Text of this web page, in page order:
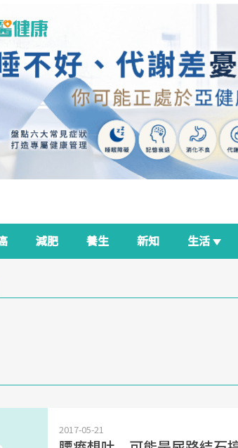
減肥 養生 新知 生活
2017-05-21
良醫生